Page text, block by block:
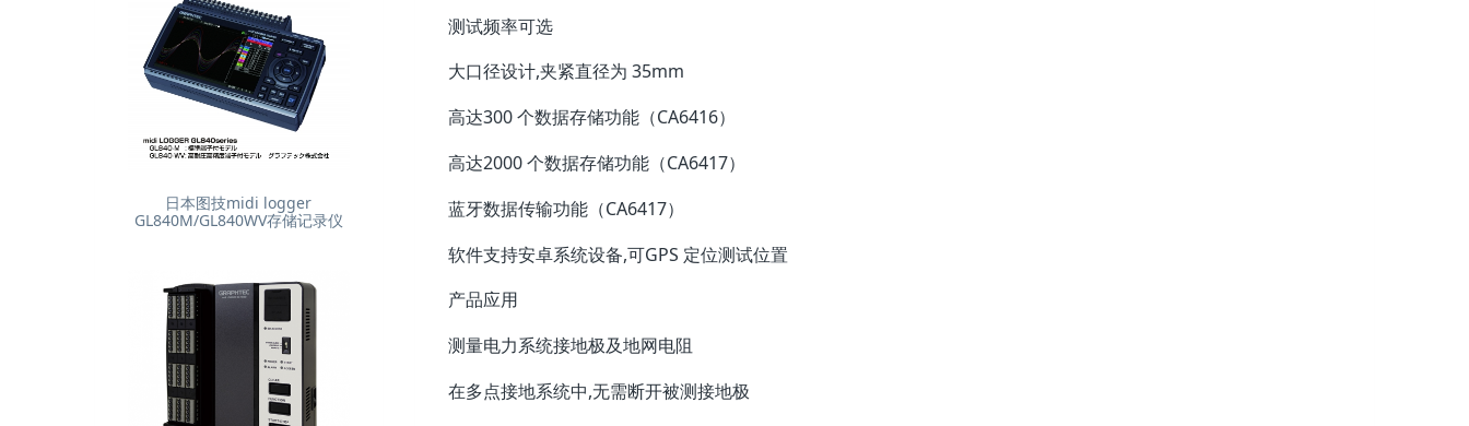
测试频率可选
大口径设计,夹紧直径为 35mm
高达300 个数据存储功能（CA6416）
高达2000 个数据存储功能（CA6417）
蓝牙数据传输功能（CA6417）
软件支持安卓系统设备,可GPS 定位测试位置
产品应用
测量电力系统接地极及地网电阻
在多点接地系统中,无需断开被测接地极
日本图技midi logger
GL840M/GL840WV存储记录仪